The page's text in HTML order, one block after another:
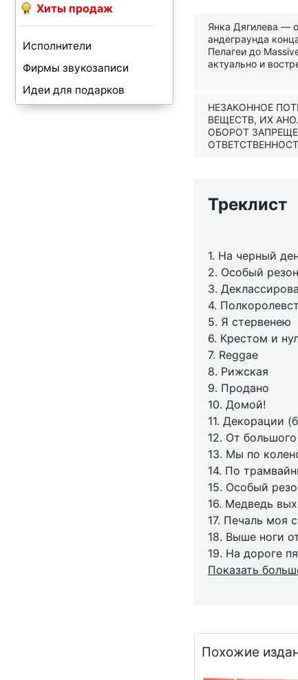
Хиты продаж
Исполнители
Фирмы звукозаписи
Идеи для подарков
Янка Дягилева —
андеграунда
Пелагеи до
актуально и
НЕЗАКОННОЕ
ВЕЩЕСТВ, ИХ
ОБОРОТ
Треклист
1. На черный
2. Особый резон
3.
4.
5. Я стервенею
6. Крестом и
7. Reggae
8. Рижская
9. Продано
10. Домой!
11. Декорации
12. От
13. Мы по
14. По
15. Особый
16. Медведь
17. Печаль моя
18. Выше ноги
19. На дороге
Показать
Похожие